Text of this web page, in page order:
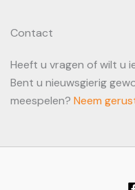
Contact
Heeft u vragen of wilt u
Bent u nieuwsgierig
meespelen? Neem